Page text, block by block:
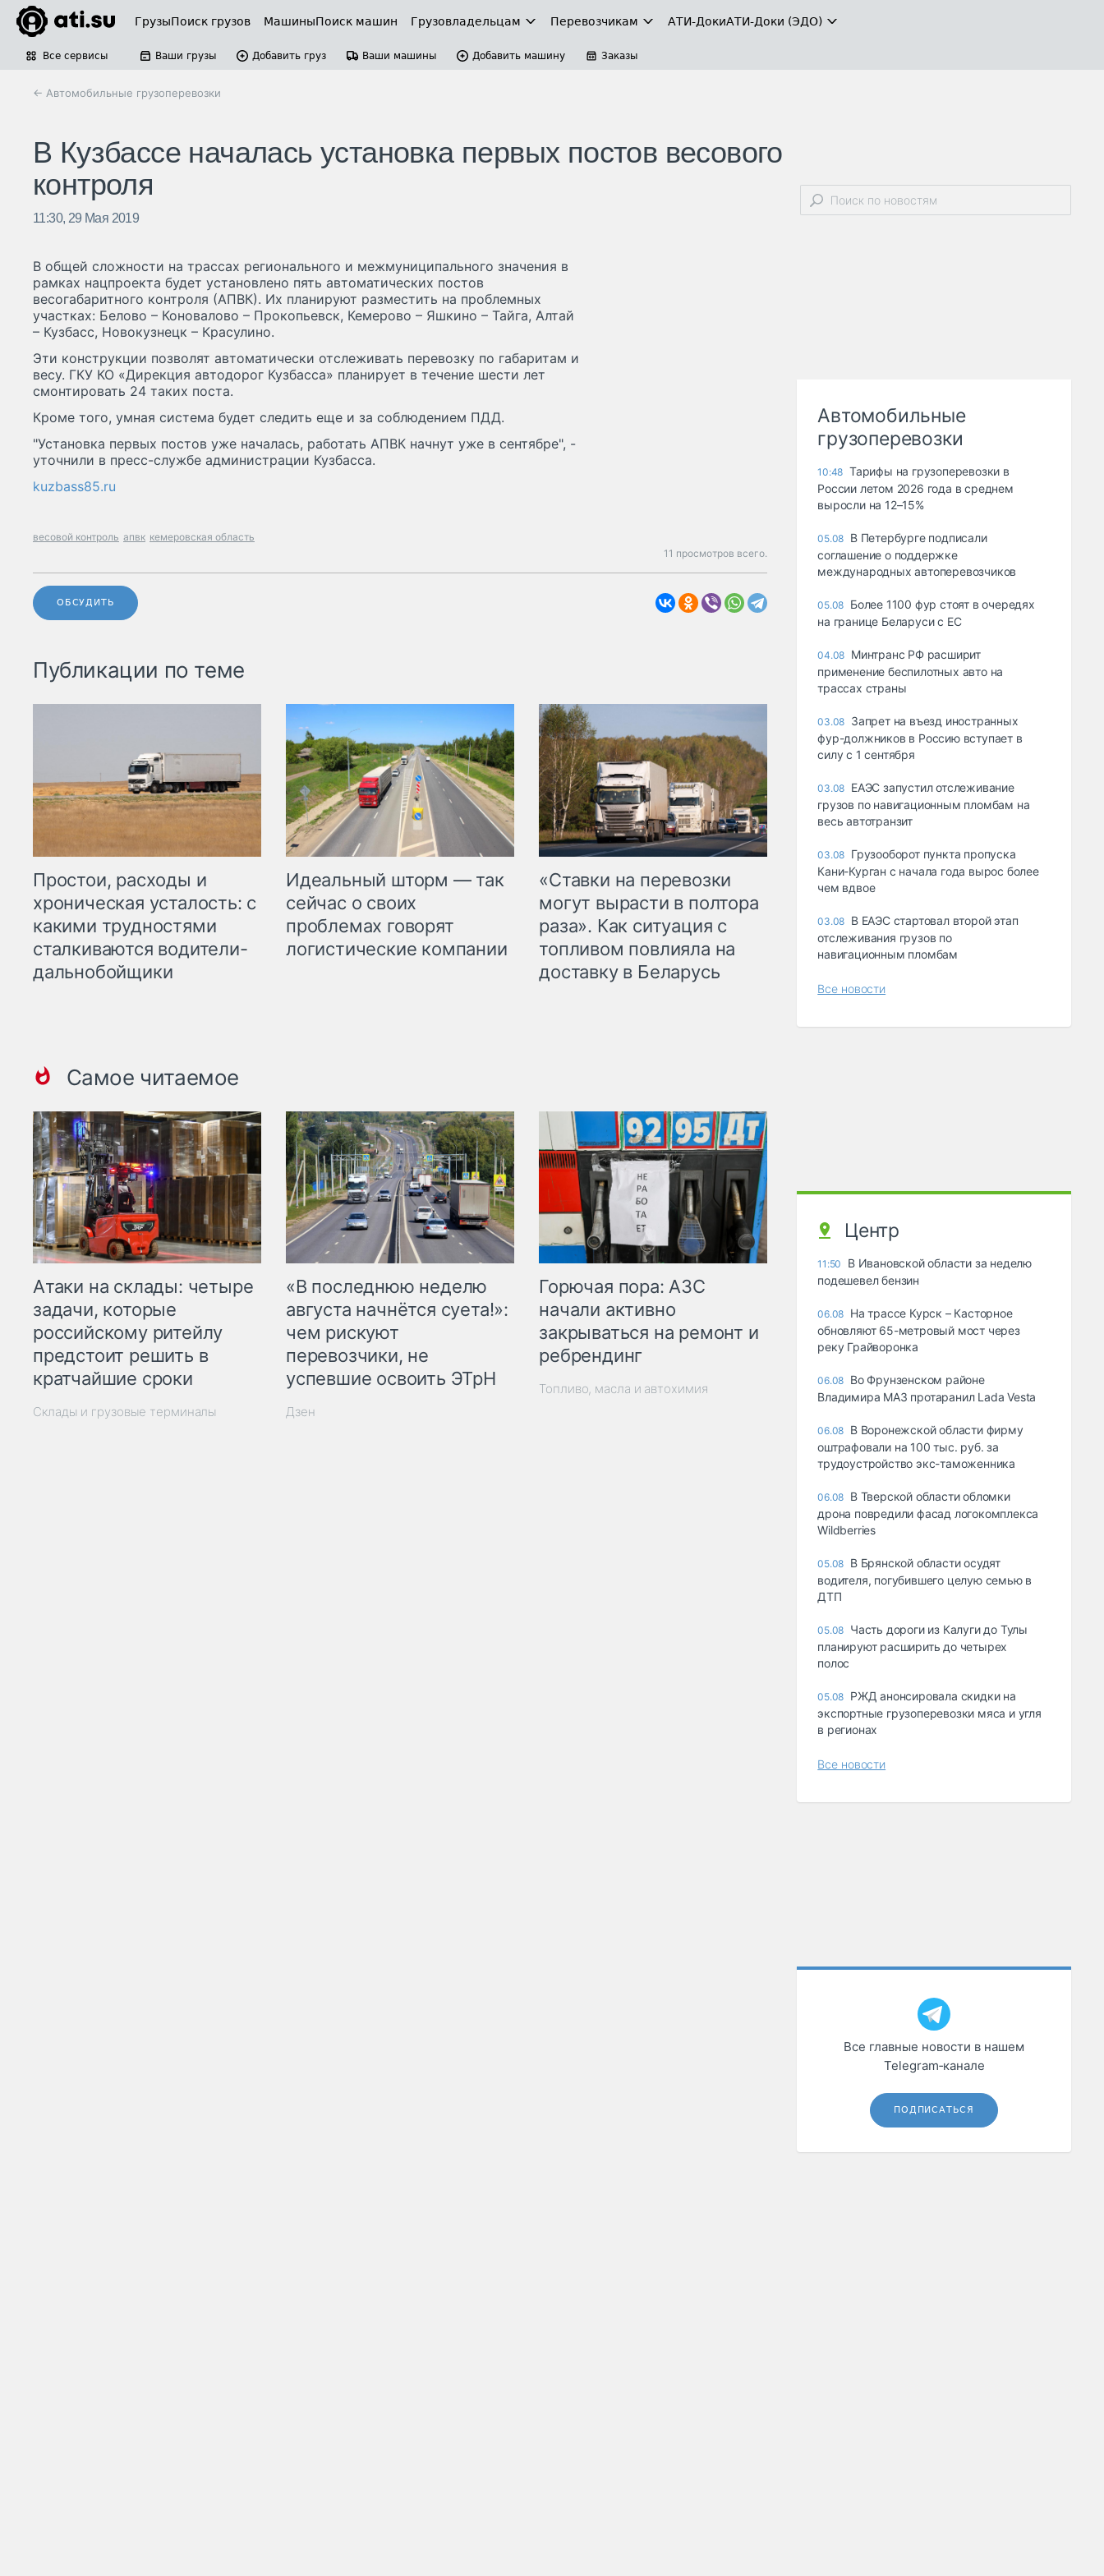
ГрузыПоиск грузов МашиныПоиск машин Грузовладельцам Перевозчикам АТИ-ДокиАТИ-Доки (ЭДО)
Все сервисы Ваши грузы Добавить груз Ваши машины Добавить машину Заказы
← Автомобильные грузоперевозки
В Кузбассе началась установка первых постов весового
контроля
11:30, 29 Мая 2019
В общей сложности на трассах регионального и межмуниципального значения в
рамках нацпроекта будет установлено пять автоматических постов
весогабаритного контроля (АПВК). Их планируют разместить на проблемных
участках: Белово – Коновалово – Прокопьевск, Кемерово – Яшкино – Тайга, Алтай
– Кузбасс, Новокузнецк – Красулино.
Эти конструкции позволят автоматически отслеживать перевозку по габаритам и
весу. ГКУ КО «Дирекция автодорог Кузбасса» планирует в течение шести лет
смонтировать 24 таких поста.
Кроме того, умная система будет следить еще и за соблюдением ПДД.
"Установка первых постов уже началась, работать АПВК начнут уже в сентябре", -
уточнили в пресс-службе администрации Кузбасса.
kuzbass85.ru
весовой контроль апвк кемеровская область
11 просмотров всего.
ОБСУДИТЬ
Публикации по теме
Простои, расходы и
хроническая усталость: с
какими трудностями
сталкиваются водители-
дальнобойщики
Идеальный шторм — так
сейчас о своих
проблемах говорят
логистические компании
«Ставки на перевозки
могут вырасти в полтора
раза». Как ситуация с
топливом повлияла на
доставку в Беларусь
Самое читаемое
Атаки на склады: четыре
задачи, которые
российскому ритейлу
предстоит решить в
кратчайшие сроки
Склады и грузовые терминалы
«В последнюю неделю
августа начнётся суета!»:
чем рискуют
перевозчики, не
успевшие освоить ЭТрН
Дзен
Горючая пора: АЗС
начали активно
закрываться на ремонт и
ребрендинг
Топливо, масла и автохимия
Автомобильные
грузоперевозки
10:48 Тарифы на грузоперевозки в
России летом 2026 года в среднем
выросли на 12–15%
05.08 В Петербурге подписали
соглашение о поддержке
международных автоперевозчиков
05.08 Более 1100 фур стоят в очередях
на границе Беларуси с ЕС
04.08 Минтранс РФ расширит
применение беспилотных авто на
трассах страны
03.08 Запрет на въезд иностранных
фур-должников в Россию вступает в
силу с 1 сентября
03.08 ЕАЭС запустил отслеживание
грузов по навигационным пломбам на
весь автотранзит
03.08 Грузооборот пункта пропуска
Кани-Курган с начала года вырос более
чем вдвое
03.08 В ЕАЭС стартовал второй этап
отслеживания грузов по
навигационным пломбам
Все новости
Центр
11:50
В Ивановской области за неделю
подешевел бензин
06.08 На трассе Курск – Касторное
обновляют 65-метровый мост через
реку Грайворонка
06.08 Во Фрунзенском районе
Владимира МАЗ протаранил Lada Vesta
06.08 В Воронежской области фирму
оштрафовали на 100 тыс. руб. за
трудоустройство экс-таможенника
06.08 В Тверской области обломки
дрона повредили фасад логокомплекса
Wildberries
05.08 В Брянской области осудят
водителя, погубившего целую семью в
ДТП
05.08 Часть дороги из Калуги до Тулы
планируют расширить до четырех
полос
05.08 РЖД анонсировала скидки на
экспортные грузоперевозки мяса и угля
в регионах
Все новости
Все главные новости в нашем
Telegram‑канале
ПОДПИСАТЬСЯ